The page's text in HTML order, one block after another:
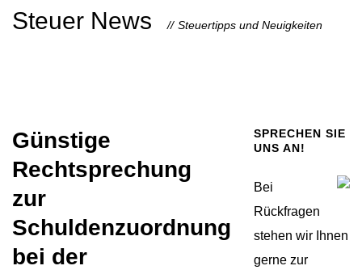
Steuer News Steuertipps und Neuigkeiten
Günstige
Rechtsprechung
zur
Schuldenzuordnung
bei der
SPRECHEN SIE
UNS AN!
Bei
Rückfragen
stehen wir Ihnen
gerne zur